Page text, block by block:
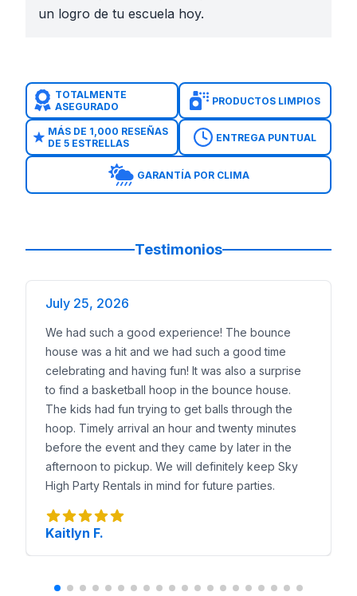
un logro de tu escuela hoy.
TOTALMENTE
ASEGURADO
PRODUCTOS LIMPIOS
MÁS DE 1,000 RESEÑAS
DE 5 ESTRELLAS
ENTREGA PUNTUAL
GARANTÍA POR CLIMA
Testimonios
July 25, 2026
We had such a good experience! The bounce
house was a hit and we had such a good time
celebrating and having fun! It was also a surprise
to find a basketball hoop in the bounce house.
The kids had fun trying to get balls through the
hoop. Timely arrival an hour and twenty minutes
before the event and they came by later in the
afternoon to pickup. We will definitely keep Sky
High Party Rentals in mind for future parties.
Kaitlyn F.